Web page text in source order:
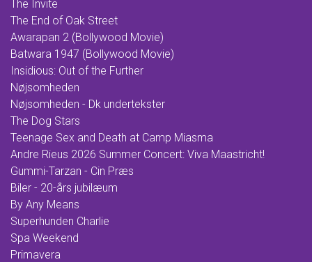
The Invite
The End of Oak Street
Awarapan 2 (Bollywood Movie)
Batwara 1947 (Bollywood Movie)
Insidious: Out of the Further
Nøjsomheden
Nøjsomheden - Dk undertekster
The Dog Stars
Teenage Sex and Death at Camp Miasma
Andre Rieus 2026 Summer Concert: Viva Maastricht!
Gummi-Tarzan - Cin Præs
Biler - 20-års jubilæum
By Any Means
Superhunden Charlie
Spa Weekend
Primavera